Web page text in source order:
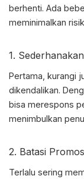
berhenti. Ada
meminimalkan
1.
Pertama, kurangi
dikendalikan.
bisa merespons
menimbulkan
2. Batasi
Terlalu sering